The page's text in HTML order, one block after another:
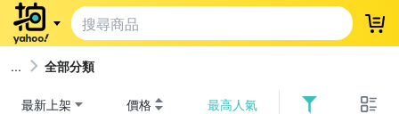
登
全部分類
最新上架 價格 最高人氣